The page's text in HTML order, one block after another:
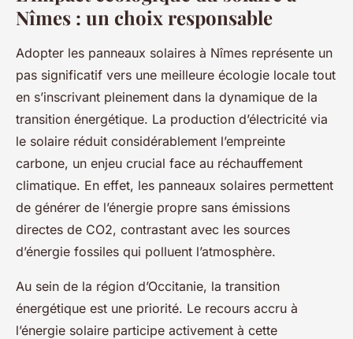
Nîmes : un choix responsable
Adopter les panneaux solaires à Nîmes représente un
pas significatif vers une meilleure écologie locale tout
en s’inscrivant pleinement dans la dynamique de la
transition énergétique. La production d’électricité via
le solaire réduit considérablement l’empreinte
carbone, un enjeu crucial face au réchauffement
climatique. En effet, les panneaux solaires permettent
de générer de l’énergie propre sans émissions
directes de CO2, contrastant avec les sources
d’énergie fossiles qui polluent l’atmosphère.
Au sein de la région d’Occitanie, la transition
énergétique est une priorité. Le recours accru à
l’énergie solaire participe activement à cette